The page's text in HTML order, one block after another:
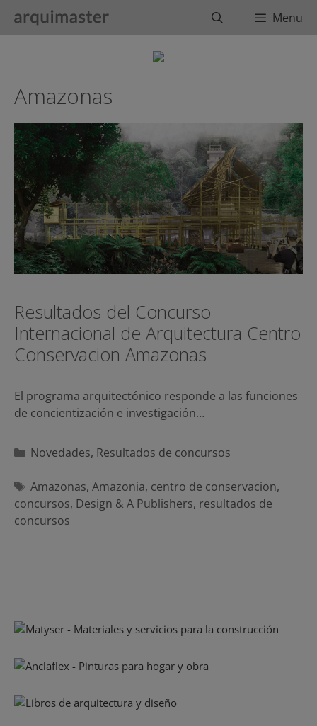
BuscarMenu
Amazonas
Resultados del Concurso
Internacional de Arquitectura Centro
Conservacion Amazonas
El programa arquitectónico responde a las funciones
de concientización e investigación…
Categorías
Novedades, Resultados de concursos
Etiquetas
Amazonas, Amazonia, centro de conservacion,
concursos, Design & A Publishers, resultados de
concursos